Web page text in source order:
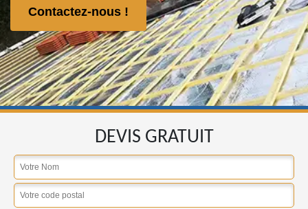
Contactez-nous !
DEVIS GRATUIT